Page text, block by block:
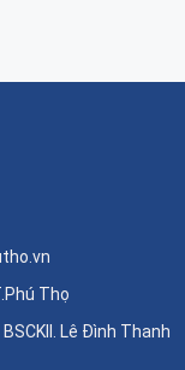
Thọ
Lê Đình Thanh